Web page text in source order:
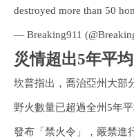
destroyed more than 50
— Breaking911
災情超出5年平
坎普指出，喬治亞州大部
野火數量已超過全州5年
發布「禁火令」，嚴禁進